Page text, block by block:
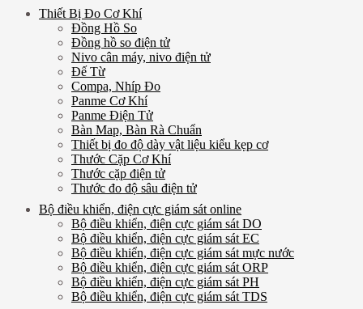
Thiết Bị Đo Cơ Khí
Đồng Hồ So
Đồng hồ so điện tử
Nivo cân máy, nivo điện tử
Đế Từ
Compa, Nhíp Đo
Panme Cơ Khí
Panme Điện Tử
Bàn Map, Bàn Rà Chuẩn
Thiết bị đo độ dày vật liệu kiểu kẹp cơ
Thước Cặp Cơ Khí
Thước cặp điện tử
Thước đo độ sâu điện tử
Bộ điều khiển, điện cực giám sát online
Bộ điều khiển, điện cực giám sát DO
Bộ điều khiển, điện cực giám sát EC
Bộ điều khiển, điện cực giám sát mực nước
Bộ điều khiển, điện cực giám sát ORP
Bộ điều khiển, điện cực giám sát PH
Bộ điều khiển, điện cực giám sát TDS